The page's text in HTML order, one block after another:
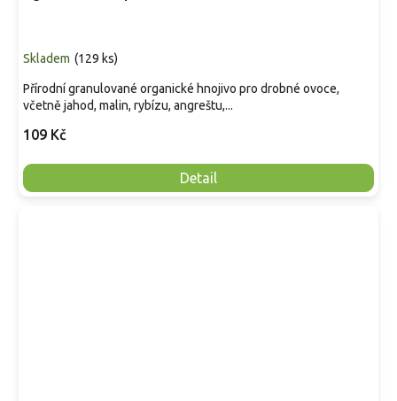
Skladem (129 ks)
109 Kč
Detail
Přírodní granulované organické hnojivo pro drobné ovoce,
včetně jahod, malin, rybízu, angreštu,...